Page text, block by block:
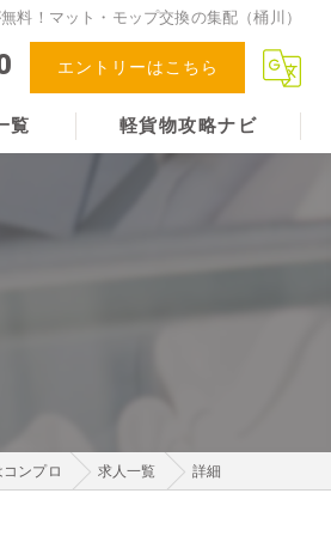
料！マット・モップ交換の集配（桶川）
エントリーはこちら
覧 軽貨物攻略ナビ
ンプロ 求人一覧 詳細